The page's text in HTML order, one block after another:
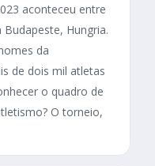
aconteceu entre
Hungria.
da
de dois mil atletas
o quadro de
O torneio,